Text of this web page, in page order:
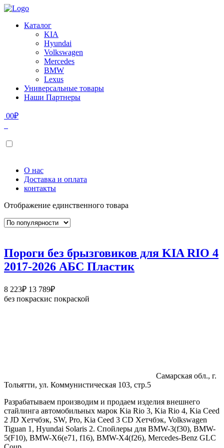
Каталог
KIA
Hyundai
Volkswagen
Mercedes
BMW
Lexus
Универсальные товары
Наши Партнеры
00₽
О нас
Доставка и оплата
контакты
Отображение единственного товара
Пороги без брызговиков для KIA RIO 4
2017-2026 АБС Пластик
8 223₽ 13 789₽Диапазон
цен:
без покраскис покраской
Самарская обл., г.
Тольятти, ул. Коммунистическая 103, стр.5
Разрабатываем производим и продаем изделия внешнего
стайлинга автомобильных марок Kia Rio 3, Kia Rio 4, Kia Ceed
2 JD Хетчбэк, SW, Pro, Kia Ceed 3 CD Хетчбэк, Volkswagen
Tiguan 1, Hyundai Solaris 2. Спойлеры для BMW-3(f30), BMW-
5(F10), BMW-X6(e71, f16), BMW-X4(f26), Mercedes-Benz GLC